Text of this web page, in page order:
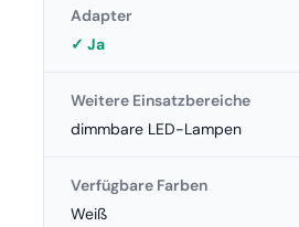
Adapter
✓ Ja
Weitere Einsatzbereiche
dimmbare LED-Lampen
Verfügbare Farben
Weiß